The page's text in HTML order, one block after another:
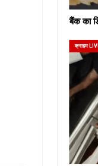
बैंक का
क्राइम